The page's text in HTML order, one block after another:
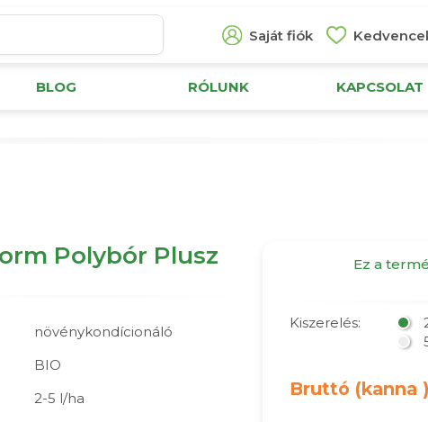
Saját fiók
BLOG RÓLUNK KAPCSOLAT
Polybór Plusz
növénykondícionáló
BIO
2-5 l/ha
Ez a
Kiszerelés:
Bruttó (kanna